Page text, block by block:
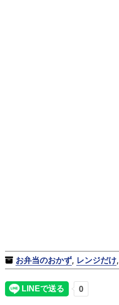
お弁当のおかず, レンジだけ,